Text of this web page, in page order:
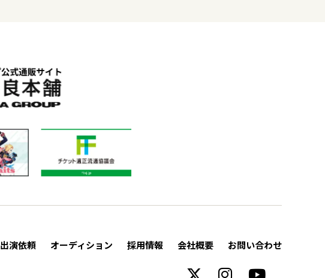
出演依頼 オーディション 採用情報 会社概要 お問い合わせ